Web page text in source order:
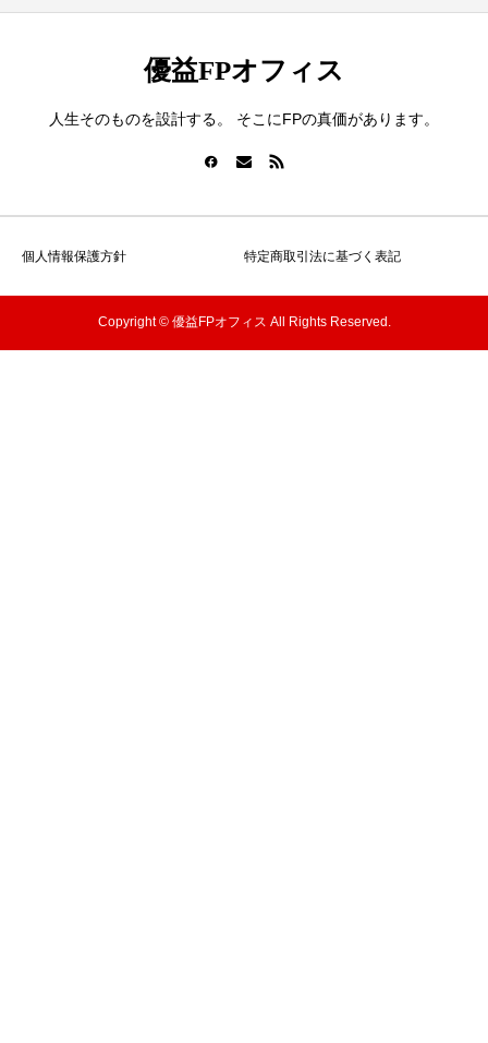
優益FPオフィス
人生そのものを設計する。 そこにFPの真価があります。
個人情報保護方針 特定商取引法に基づく表記
Copyright © 優益FPオフィス All Rights Reserved.